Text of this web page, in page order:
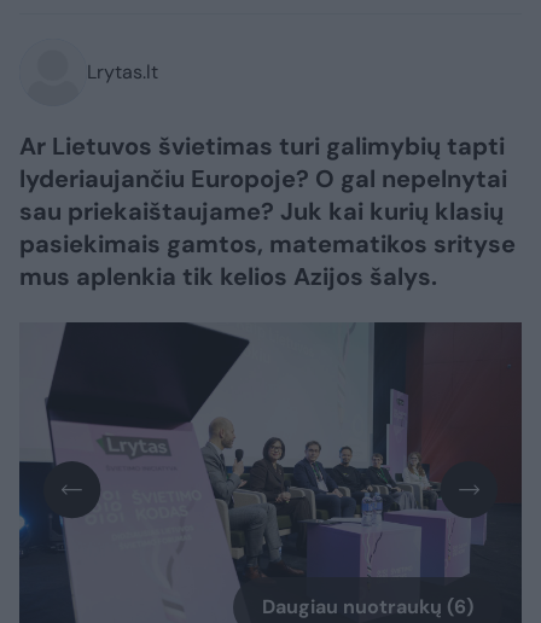
Lrytas.lt
Ar Lietuvos švietimas turi galimybių tapti
lyderiaujančiu Europoje? O gal nepelnytai
sau priekaištaujame? Juk kai kurių klasių
pasiekimais gamtos, matematikos srityse
mus aplenkia tik kelios Azijos šalys.
Daugiau nuotraukų (6)